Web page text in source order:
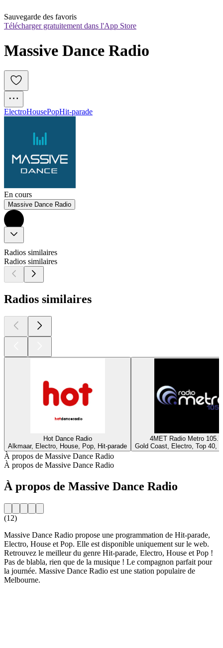
Sauvegarde des favoris
Télécharger gratuitement dans l'App Store
ElectroHousePopHit-parade
En cours
Massive Dance Radio
Radios similaires
Radios similaires
Radios similaires
Hot Dance Radio
Alkmaar, Electro, House, Pop, Hit-parade
4MET Radio Metro
Gold Coast, Electro, Top 40,
À propos de Massive Dance Radio
À propos de Massive Dance Radio
À propos de Massive Dance Radio
(12)
Massive Dance Radio propose une programmation de Hit-parade,
Electro, House et Pop. Elle est disponible uniquement sur le web.
Retrouvez le meilleur du genre Hit-parade, Electro, House et Pop !
Pas de blabla, rien que de la musique ! Le compagnon parfait pour
la journée. Massive Dance Radio est une station populaire de
Melbourne.